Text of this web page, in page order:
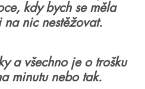
kdy bych se měla
na nic nestěžovat.
a všechno je o trošku
minutu nebo tak.